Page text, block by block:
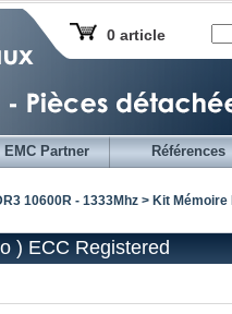
0 article
EMC Partner Références
10600R - 1333Mhz > Kit Mémoire
) ECC Registered